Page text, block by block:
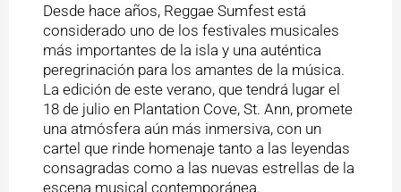
Desde hace años, Reggae Sumfest está
considerado uno de los festivales musicales
más importantes de la isla y una auténtica
peregrinación para los amantes de la música.
La edición de este verano, que tendrá lugar el
18 de julio en Plantation Cove, St. Ann, promete
una atmósfera aún más inmersiva, con un
cartel que rinde homenaje tanto a las leyendas
consagradas como a las nuevas estrellas de la
escena musical contemporánea.